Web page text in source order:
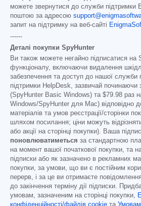
можете звернутися до служби підтримки
поштою за адресою
запит на підтримку на веб-сайті
------
Деталі покупки SpyHunter
Ви також можете негайно підписатися на
функціоналу, включаючи видалення
забезпечення та доступ до нашої служби
підтримки HelpDesk, зазвичай починаючи
(SpyHunter Basic Windows) та $79.98 раз
Windows/SpyHunter для Mac) відповідно
матеріалів та умов реєстрації/сторінки
шляхом посилання; ціни можуть
або акції на сторінці покупки). Ваша
поновлюватиметься за стандартною
на момент вашої початкової покупки, та
підписки або як зазначено в рекламних
покупки, за умови, що ви є постійним
перерв, і за це ви отримаєте
до закінчення терміну дії підписки.
умовам, зазначеним на сторінці покупки,